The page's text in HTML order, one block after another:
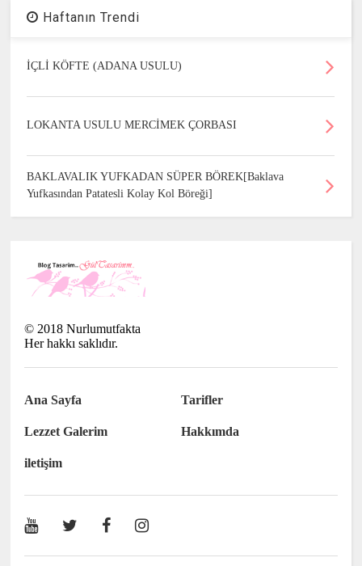
Haftanın Trendi
İÇLİ KÖFTE (ADANA USULU)
LOKANTA USULU MERCİMEK ÇORBASI
BAKLAVALIK YUFKADAN SÜPER BÖREK[Baklava
Yufkasından Patatesli Kolay Kol Böreği]
© 2018 Nurlumutfakta
Her hakkı saklıdır.
Ana Sayfa Tarifler
Lezzet Galerim Hakkımda
iletişim